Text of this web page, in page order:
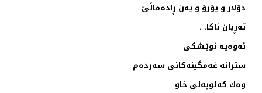
دۆلار و یۆرۆ و یه‌ن ڕاده‌ماڵێ
ته‌ڕیان ناكا. .
ئه‌وه‌یه‌ نوێـشكی
سترانه‌ غه‌مگینه‌كانی سه‌رده‌م
وه‌ك كه‌لوپه‌لی خاو